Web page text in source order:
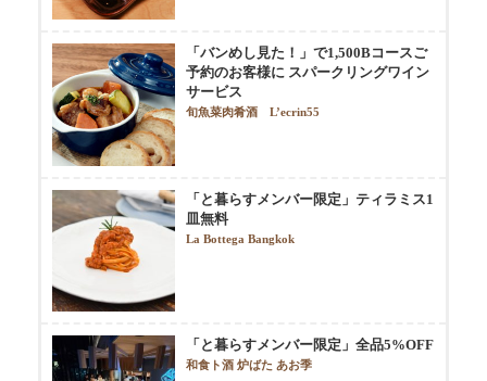
「バンめし見た！」で1,500Bコースご
予約のお客様に スパークリングワイン
サービス
旬魚菜肉肴酒 L’ecrin55
「と暮らすメンバー限定」ティラミス1
皿無料
La Bottega Bangkok
「と暮らすメンバー限定」全品5%OFF
和食ト酒 炉ばた あお季